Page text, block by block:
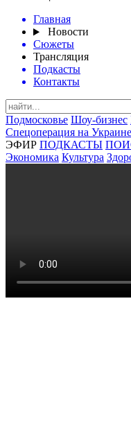
Главная
Новости
Сюжеты
Трансляция
Подкасты
Контакты
Подмосковье Шоу-бизнес
Спецоперация на Украине
ЭФИР ПОДКАСТЫ
Экономика Культура